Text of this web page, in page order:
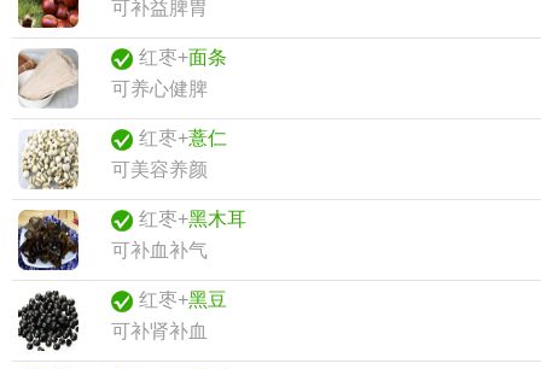
可补益脾胃
红枣+面条
可养心健脾
红枣+薏仁
可美容养颜
红枣+黑木耳
可补血补气
红枣+黑豆
可补肾补血